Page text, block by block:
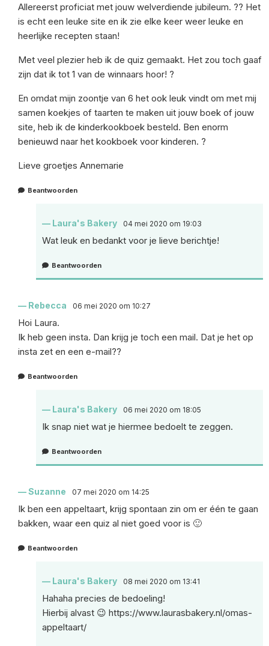
Allereerst proficiat met jouw welverdiende jubileum. ?? Het
is echt een leuke site en ik zie elke keer weer leuke en
heerlijke recepten staan!
Met veel plezier heb ik de quiz gemaakt. Het zou toch gaaf
zijn dat ik tot 1 van de winnaars hoor! ?
En omdat mijn zoontje van 6 het ook leuk vindt om met mij
samen koekjes of taarten te maken uit jouw boek of jouw
site, heb ik de kinderkookboek besteld. Ben enorm
benieuwd naar het kookboek voor kinderen. ?
Lieve groetjes Annemarie
Beantwoorden
Laura's Bakery 04 mei 2020 om 19:03
Wat leuk en bedankt voor je lieve berichtje!
Beantwoorden
Rebecca 06 mei 2020 om 10:27
Hoi Laura.
Ik heb geen insta. Dan krijg je toch een mail. Dat je het op
insta zet en een e-mail??
Beantwoorden
Laura's Bakery 06 mei 2020 om 18:05
Ik snap niet wat je hiermee bedoelt te zeggen.
Beantwoorden
Suzanne 07 mei 2020 om 14:25
Ik ben een appeltaart, krijg spontaan zin om er één te gaan
bakken, waar een quiz al niet goed voor is 🙂
Beantwoorden
Laura's Bakery 08 mei 2020 om 13:41
Hahaha precies de bedoeling!
Hierbij alvast 😉 https://www.laurasbakery.nl/omas-
appeltaart/